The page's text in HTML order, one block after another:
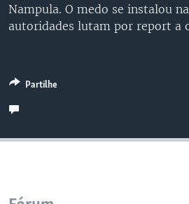
Nampula. O medo se instalou
autoridades lutam por report a
Partilhe